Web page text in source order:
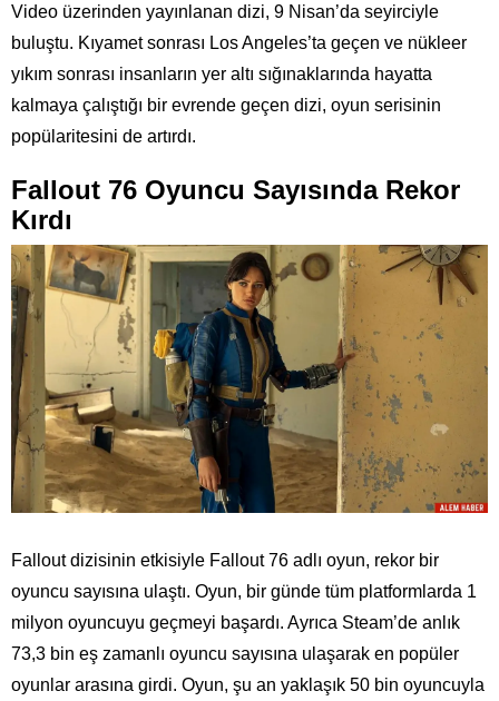
Video üzerinden yayınlanan dizi, 9 Nisan’da seyirciyle
buluştu. Kıyamet sonrası Los Angeles’ta geçen ve nükleer
yıkım sonrası insanların yer altı sığınaklarında hayatta
kalmaya çalıştığı bir evrende geçen dizi, oyun serisinin
popülaritesini de artırdı.
Fallout 76 Oyuncu Sayısında Rekor
Kırdı
Fallout dizisinin etkisiyle Fallout 76 adlı oyun, rekor bir
oyuncu sayısına ulaştı. Oyun, bir günde tüm platformlarda 1
milyon oyuncuyu geçmeyi başardı. Ayrıca Steam’de anlık
73,3 bin eş zamanlı oyuncu sayısına ulaşarak en popüler
oyunlar arasına girdi. Oyun, şu an yaklaşık 50 bin oyuncuyla